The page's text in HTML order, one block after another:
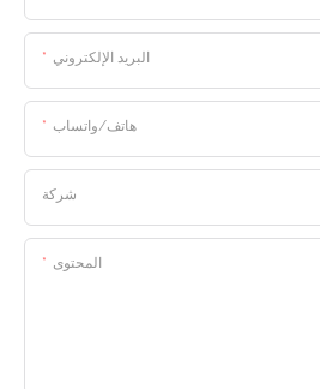
البريد الإلكتروني
هاتف/واتساب
شركة
المحتوى